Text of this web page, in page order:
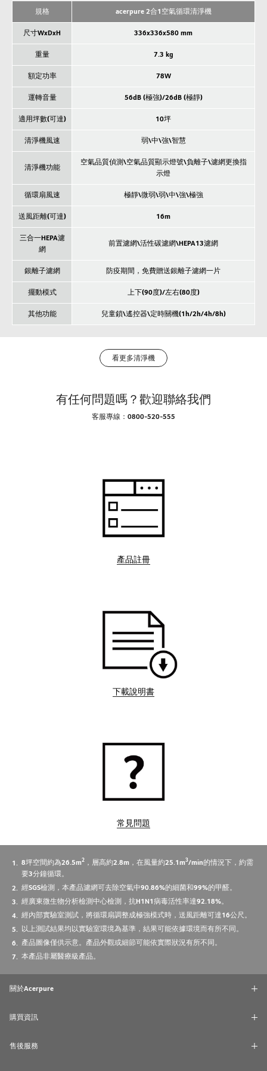
規格 acerpure 2合1空氣循環清淨機
尺寸WxDxH 336x336x580 mm
重量 7.3 kg
額定功率 78W
運轉音量 56dB (極強)/26dB (極靜)
適用坪數(可達) 10坪
清淨機風速 弱\中\強\智慧
清淨機功能
空氣品質偵測\空氣品質顯示燈號\負離子\濾網更換指
示燈
循環扇風速 極靜\微弱\弱\中\強\極強
送風距離(可達) 16m
三合一HEPA濾
網
前置濾網\活性碳濾網\HEPA13濾網
銀離子濾網 防疫期間，免費贈送銀離子濾網一片
擺動模式 上下(90度)/左右(80度)
其他功能 兒童鎖\遙控器\定時關機(1h/2h/4h/8h)
看更多清淨機
有任何問題嗎？歡迎聯絡我們
客服專線：0800-520-555
產品註冊
下載說明書
常見問題
8坪空間約為26.5m2 ，層高約2.8m，在風量約25.1m3/min的情況下，約需
要3分鐘循環。
經SGS檢測，本產品濾網可去除空氣中90.86%的細菌和99%的甲醛。
經廣東微生物分析檢測中心檢測，抗H1N1病毒活性率達92.18%。
經內部實驗室測試，將循環扇調整成極強模式時，送風距離可達16公尺。
以上測試結果均以實驗室環境為基準，結果可能依據環境而有所不同。
產品圖像僅供示意。產品外觀或細節可能依實際狀況有所不同。
本產品非屬醫療級產品。
關於Acerpure
購買資訊
售後服務